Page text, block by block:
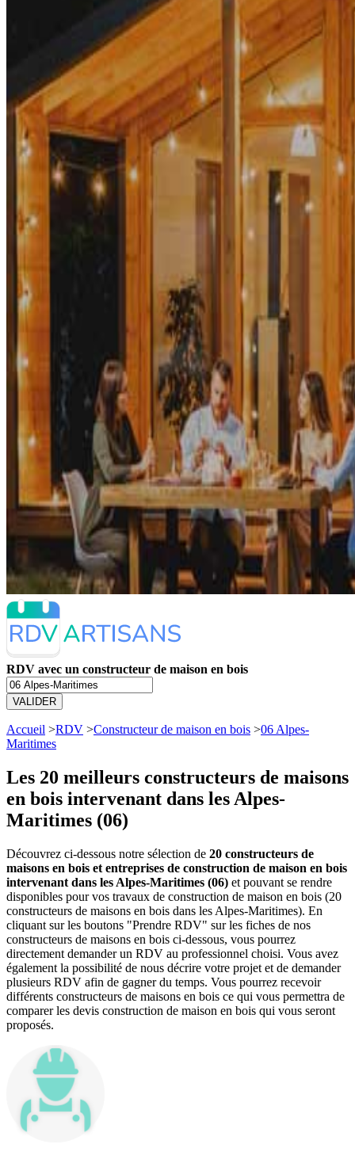
RDV avec un constructeur de maison en bois
VALIDER
Accueil >RDV >Constructeur de maison en bois >06 Alpes-
Maritimes
Les 20 meilleurs constructeurs de maisons
en bois intervenant dans les Alpes-
Maritimes (06)
Découvrez ci-dessous notre sélection de 20 constructeurs de
maisons en bois et entreprises de construction de maison en bois
intervenant dans les Alpes-Maritimes (06) et pouvant se rendre
disponibles pour vos travaux de construction de maison en bois (20
constructeurs de maisons en bois dans les Alpes-Maritimes). En
cliquant sur les boutons "Prendre RDV" sur les fiches de nos
constructeurs de maisons en bois ci-dessous, vous pourrez
directement demander un RDV au professionnel choisi. Vous avez
également la possibilité de nous décrire votre projet et de demander
plusieurs RDV afin de gagner du temps. Vous pourrez recevoir
différents constructeurs de maisons en bois ce qui vous permettra de
comparer les devis construction de maison en bois qui vous seront
proposés.